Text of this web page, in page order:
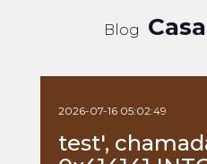
Blog
2026-07-16 05:02:49
test',